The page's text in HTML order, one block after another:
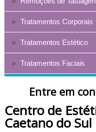
Tratamentos Corporais
Tratamentos Estético
Tratamentos Faciais
Entre em
Centro de
Caetano do Sul